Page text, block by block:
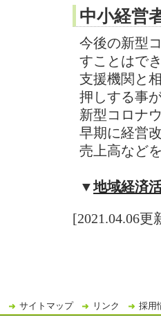
中小経営
今後の新型
すことはで
支援機関と
押しする事
新型コロナ
早期に経営
売上高など
▼地域経済
[2021.04.06更
サイトマップ リンク 採用